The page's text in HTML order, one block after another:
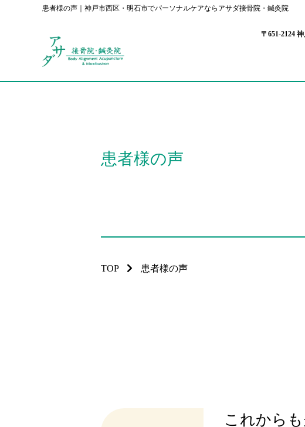
患者様の声｜神戸市西区・明石市でパーソナルケアならアサダ接骨院・鍼灸院
〒651-2124
患者様の声
TOP 患者様の声